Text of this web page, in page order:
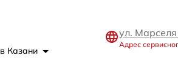
в Казани
ул.
Адрес